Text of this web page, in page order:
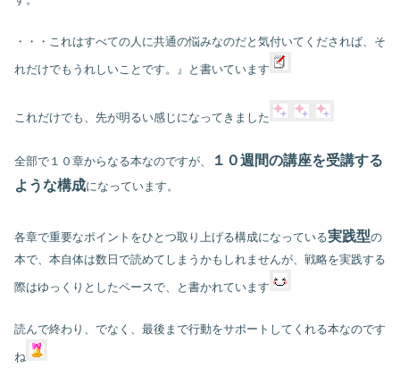
・・・これはすべての人に共通の悩みなのだと気付いてくだされば、そ
れだけでもうれしいことです。』と書いています
これだけでも、先が明るい感じになってきました
全部で１０章からなる本なのですが、
１０週間の講座を受講する
ような構成になっています。
各章で重要なポイントをひとつ取り上げる構成になっている実践型の
本で、本自体は数日で読めてしまうかもしれませんが、戦略を実践する
際はゆっくりとしたペースで、と書かれています
読んで終わり、でなく、最後まで行動をサポートしてくれる本なのです
ね